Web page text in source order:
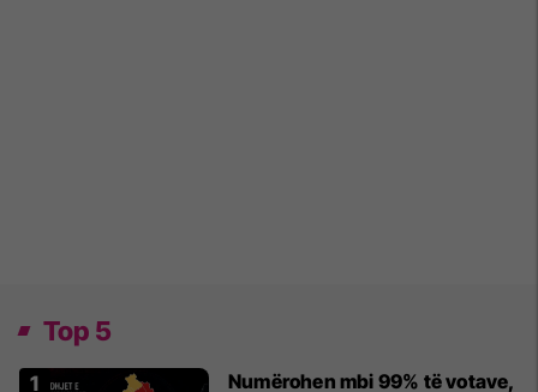
Top 5
Numërohen mbi 99% të votave,